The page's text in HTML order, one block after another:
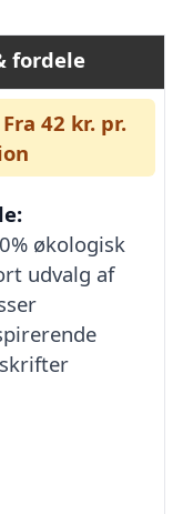
fordele
Fra 42 kr. pr.
økologisk
udvalg af